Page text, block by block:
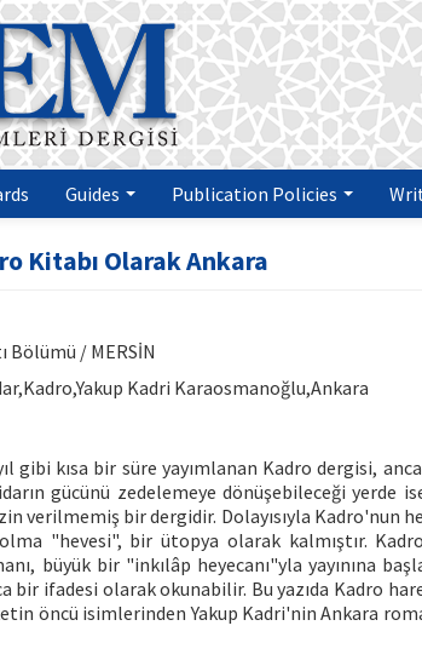
Guides Publication Policies
Kitabı Olarak Ankara
Bölümü / MERSİN
Kadri Karaosmanoğlu,Ankara
gibi kısa bir süre yayımlanan Kadro dergisi,
gücünü zedelemeye dönüşebileceği yerde
verilmemiş bir dergidir. Dolayısıyla Kadro'nun
"hevesi", bir ütopya olarak kalmıştır.
büyük bir "inkılâp heyecanı"yla yayınına
bir ifadesi olarak okunabilir. Bu yazıda Kadro
öncü isimlerinden Yakup Kadri'nin Ankara